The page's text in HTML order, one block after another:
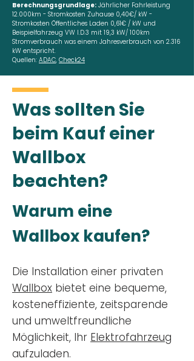
Berechnungsgrundlage: Jährlicher Fahrleistung
12.000km - Stromkosten Zuhause 0,40€/ kW -
Stromkosten Öffentliches Laden 0,61€ / kW und
Beispielfahrzeug VW I.D.3 mit 19,3 kW/ 100km
Stromverbrauch was einem Jahresverbrauch von 2.316
kW entspricht.
Quellen: ADAC, Check24
Was sollten Sie
beim Kauf einer
Wallbox
beachten?
Warum eine
Wallbox kaufen?
Die Installation einer privaten
Wallbox bietet eine bequeme,
kosteneffiziente, zeitsparende
und umweltfreundliche
Möglichkeit, Ihr Elektrofahrzeug
aufzuladen.